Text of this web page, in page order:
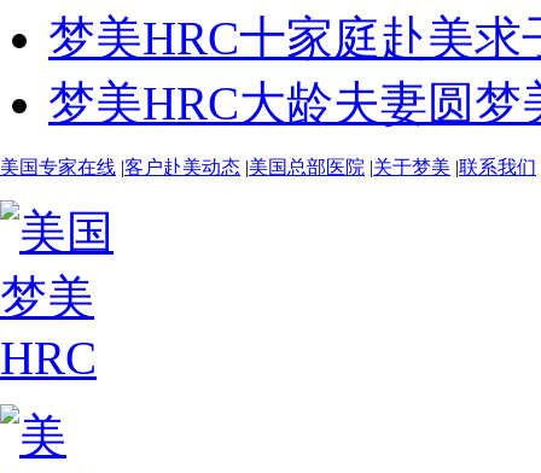
梦美HRC十家庭赴美
梦美HRC大龄夫妻圆
美国专家在线 |客户赴美动态 |美国总部医院 |关于梦美 |联系我们